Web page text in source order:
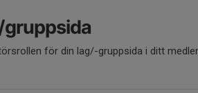
gruppsida
för din lag/-gruppsida i ditt